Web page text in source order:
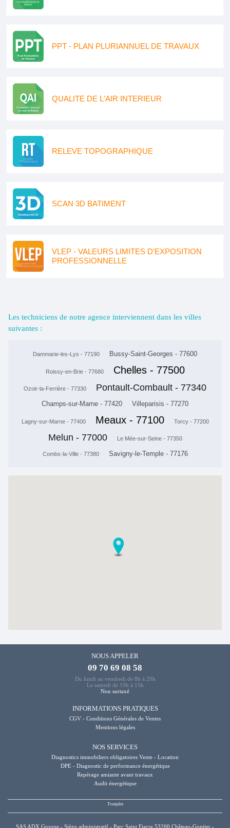
PPT - PLAN PLURIANNUEL DE TRAVAUX
QUALITE DE L'AIR INTERIEUR
RELEVE TOPOGRAPHIQUE
SCAN 3D BATIMENT
VLEP - VALEURS LIMITES D'EXPOSITION
PROFESSIONNELLE
Les techniciens de notre agence interviennent dans les villes
suivantes :
Dammarie-les-Lys - 77190 Bussy-Saint-Georges - 77600
Roissy-en-Brie - 77680 Chelles - 77500
Ozoir-la-Ferrière - 77330 Pontault-Combault - 77340
Champs-sur-Marne - 77420 Villeparisis - 77270
Lagny-sur-Marne - 77400 Meaux - 77100 Torcy - 77200
Melun - 77000 Le Mée-sur-Seine - 77350
Combs-la-Ville - 77380 Savigny-le-Temple - 77176
NOUS APPELER
09 70 69 08 58
Du lundi au vendredi de 8h à 20h
Le samedi de 10h à 15h
Non surtaxé
INFORMATIONS PRATIQUES
CGV - Conditions Générales de Ventes
Mentions légales
NOS SERVICES
Diagnostics immobiliers obligatoires Vente - Location
DPE - Diagnostic de performance énergétique
Repérage amiante avant travaux
Audit énergétique
SAS ADX Groupe - Siège administratif - Parc Saint Fiacre 53200 Château-Gontier -